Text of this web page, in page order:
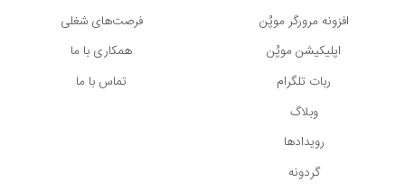
افزونه مرورگر موپُن
اپلیکیشن موپُن
ربات تلگرام
وبلاگ
رویدادها
گردونه
فرصت‌های شغلی
همکاری با ما
تماس با ما